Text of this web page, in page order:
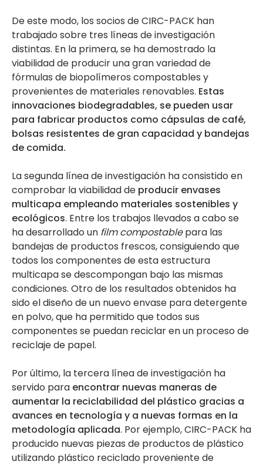
De este modo, los socios de CIRC-PACK han
trabajado sobre tres líneas de investigación
distintas. En la primera, se ha demostrado la
viabilidad de producir una gran variedad de
fórmulas de biopolímeros compostables y
provenientes de materiales renovables. Estas
innovaciones biodegradables, se pueden usar
para fabricar productos como cápsulas de café,
bolsas resistentes de gran capacidad y bandejas
de comida.
La segunda línea de investigación ha consistido en
comprobar la viabilidad de producir envases
multicapa empleando materiales sostenibles y
ecológicos. Entre los trabajos llevados a cabo se
ha desarrollado un film compostablepara las
bandejas de productos frescos, consiguiendo que
todos los componentes de esta estructura
multicapa se descompongan bajo las mismas
condiciones. Otro de los resultados obtenidos ha
sido el diseño de un nuevo envase para detergente
en polvo, que ha permitido que todos sus
componentes se puedan reciclar en un proceso de
reciclaje de papel.
Por último, la tercera línea de investigación ha
servido para encontrar nuevas maneras de
aumentar la reciclabilidad del plástico gracias a
avances en tecnología y a nuevas formas en la
metodología aplicada. Por ejemplo, CIRC-PACK ha
producido nuevas piezas de productos de plástico
utilizando plástico reciclado proveniente de